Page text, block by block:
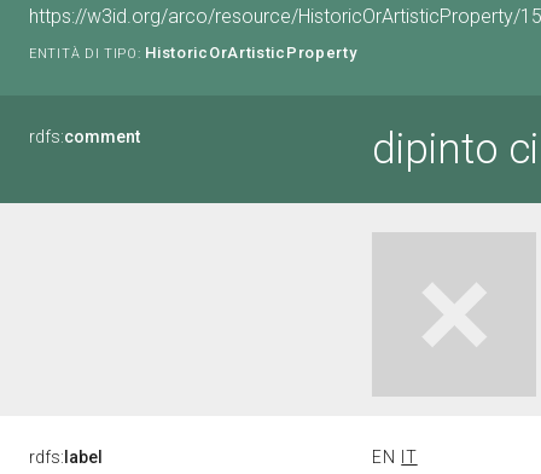
https://w3id.org/arco/resource/HistoricOrArtisticProperty/
ENTITÀ DI TIPO: HistoricOrArtisticProperty
rdfs:comment dipinto
rdfs: label EN IT